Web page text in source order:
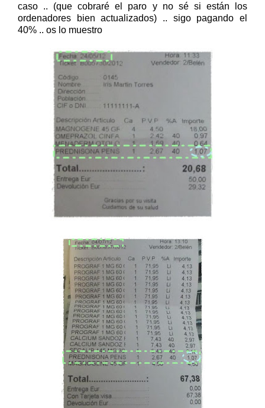
caso .. (que cobraré el paro y no sé si están los
ordenadores bien actualizados) .. sigo pagando el
40% .. os lo muestro